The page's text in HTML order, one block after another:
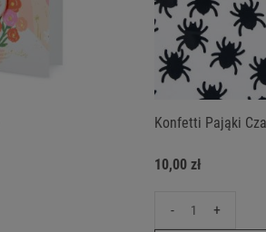
Konfetti Pająki
10,00 zł
- +